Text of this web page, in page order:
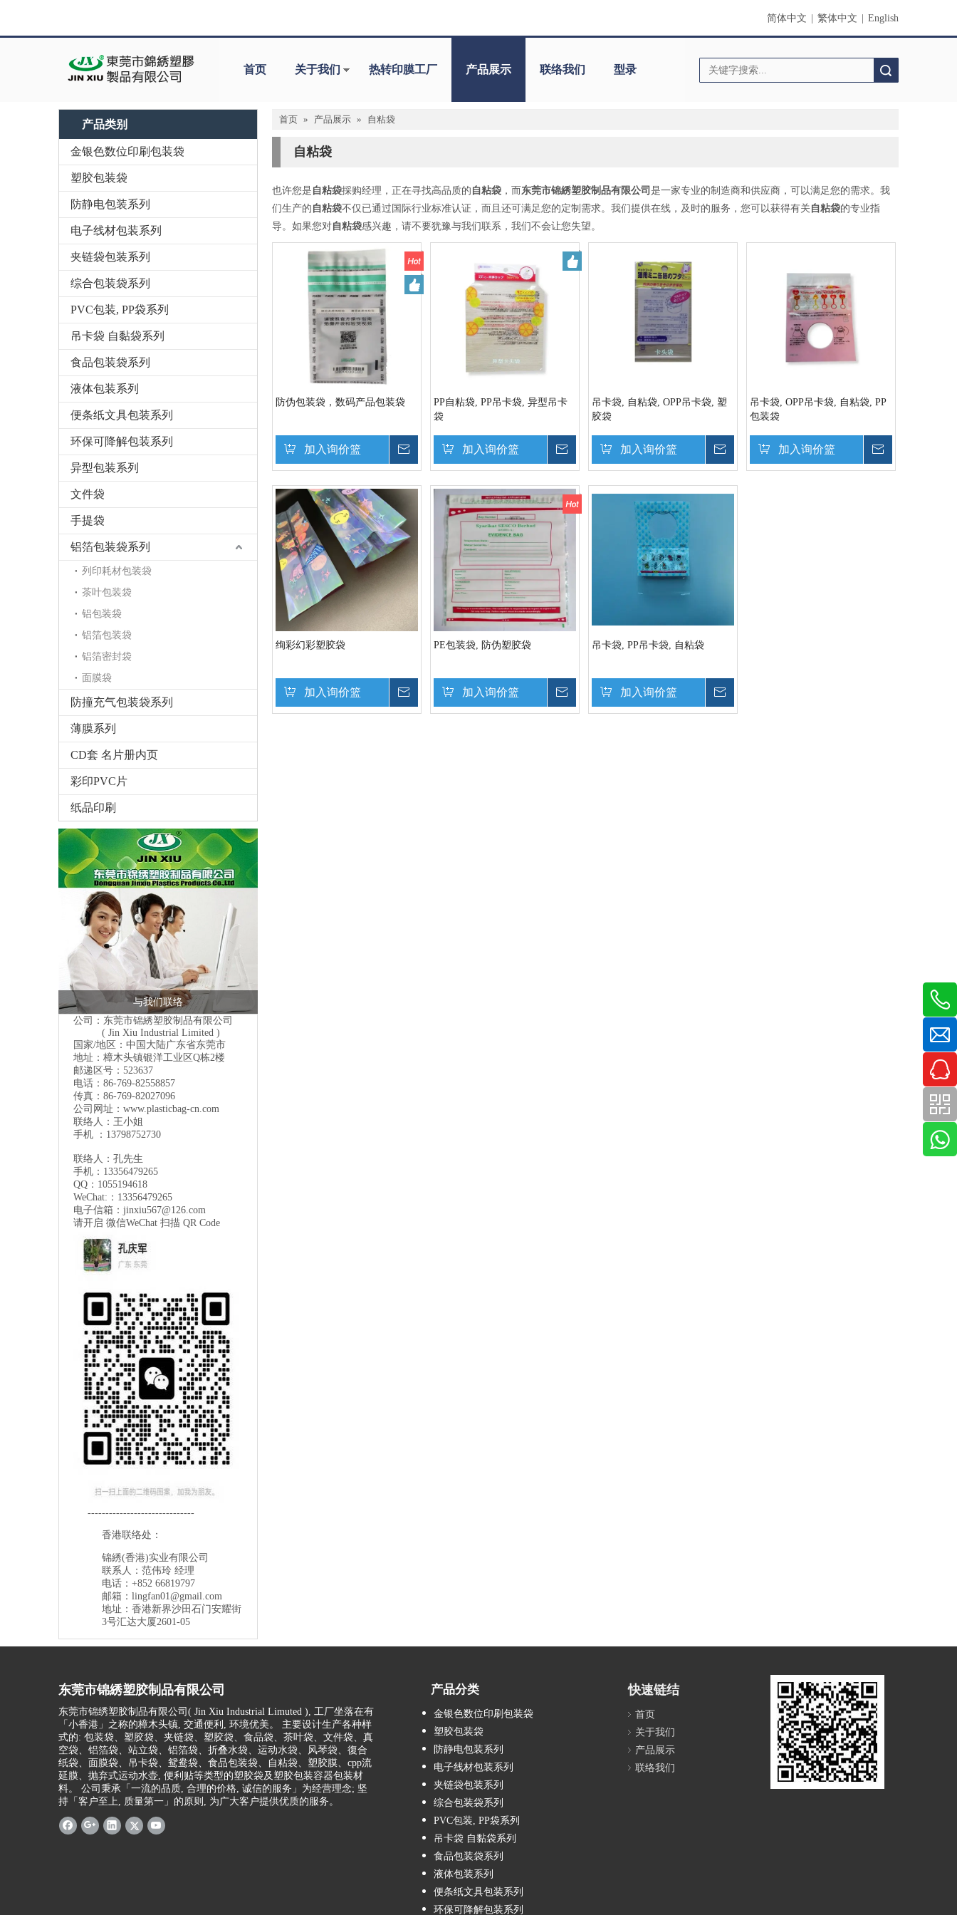
简体中文 繁体中文 English
首页 关于我们 热转印膜工厂 产品展示 联络我们 型录
产品类别
金银色数位印刷包装袋
塑胶包装袋
防静电包装系列
电子线材包装系列
夹链袋包装系列
综合包装袋系列
PVC包装, PP袋系列
吊卡袋 自黏袋系列
食品包装袋系列
液体包装系列
便条纸文具包装系列
环保可降解包装系列
异型包装系列
文件袋
手提袋
铝箔包装袋系列
列印耗材包装袋
茶叶包装袋
铝包装袋
铝箔包装袋
铝箔密封袋
面膜袋
防撞充气包装袋系列
薄膜系列
CD套 名片册内页
彩印PVC片
纸品印刷
与我们联络
公司：东莞市锦綉塑胶制品有限公司
( Jin Xiu Industrial Limited )
国家/地区：中国大陆广东省东莞市
地址：樟木头镇银洋工业区Q栋2楼
邮递区号：523637
电话：86-769-82558857
传真：86-769-82027096
公司网址： www.plasticbag-cn.com
联络人：王小姐
手机 ：13798752730
联络人：孔先生
手机：13356479265
QQ：1055194618
WeChat:：13356479265
电子信箱： jinxiu567@126.com
请开启 微信WeChat 扫描 QR Code
------------------------------
香港联络处：
锦綉(香港)实业有限公司
联系人：范伟玲 经理
电话：+852 66819797
邮箱： lingfan01@gmail.com
地址：香港新界沙田石门安耀街
3号汇达大厦2601-05
首页 » 产品展示 » 自粘袋
自粘袋
也许您是 自粘袋採购经理，正在寻找高品质的 自粘袋 ，而东莞市锦綉塑胶制品有限公司 是一家专业的制造商和供应商，可以满足您的需求。我
们生产的 自粘袋不仅已通过国际行业标准认证，而且还可满足您的定制需求。我们提供在线，及时的服务，您可以获得有关 自粘袋的专业指
导。如果您对自粘袋感兴趣，请不要犹豫与我们联系，我们不会让您失望。
防伪包装袋，数码产品包装袋
加入询价篮
PP自粘袋, PP吊卡袋, 异型吊卡
袋
加入询价篮
吊卡袋, 自粘袋, OPP吊卡袋, 塑
胶袋
加入询价篮
吊卡袋, OPP吊卡袋, 自粘袋, PP
包装袋
加入询价篮
绚彩幻彩塑胶袋
加入询价篮
PE包装袋, 防伪塑胶袋
加入询价篮
吊卡袋, PP吊卡袋, 自粘袋
加入询价篮
东莞市锦綉塑胶制品有限公司
东莞市锦绣塑胶制品有限公司( Jin Xiu Industrial Limuted ) , 工厂坐落在有
「小香港」之称的樟木头镇, 交通便利, 环境优美。 主要设计生产各种样
式的: 包装袋、塑胶袋、夹链袋、塑胶袋、食品袋、茶叶袋、文件袋、真
空袋、铝箔袋、站立袋、铝箔袋、折叠水袋、运动水袋、风琴袋、復合
纸袋、面膜袋、吊卡袋、鸳鸯袋、食品包装袋、自粘袋、塑胶膜、cpp流
延膜、抛弃式运动水壶, 便利贴等类型的塑胶袋及塑胶包装容器包装材
料。 公司秉承「一流的品质, 合理的价格, 诚信的服务」为经营理念; 坚
持「客户至上, 质量第一」的原则, 为广大客户提供优质的服务。
产品分类
金银色数位印刷包装袋
塑胶包装袋
防静电包装系列
电子线材包装系列
夹链袋包装系列
综合包装袋系列
PVC包装, PP袋系列
吊卡袋 自黏袋系列
食品包装袋系列
液体包装系列
便条纸文具包装系列
环保可降解包装系列
快速链结
首页
关于我们
产品展示
联络我们